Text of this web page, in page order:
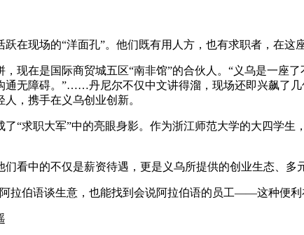
在现场的“洋面孔”。他们既有用人方，也有求职者，在这
现在是国际商贸城五区“南非馆”的合伙人。“义乌是一座
通无障碍。”……丹尼尔不仅中文讲得溜，现场还即兴飙了
，携手在义乌创业创新。
“求职大军”中的亮眼身影。作为浙江师范大学的大四学
看中的不仅是薪资待遇，更是义乌所提供的创业生态、多
拉伯语谈生意，也能找到会说阿拉伯语的员工——这种便利